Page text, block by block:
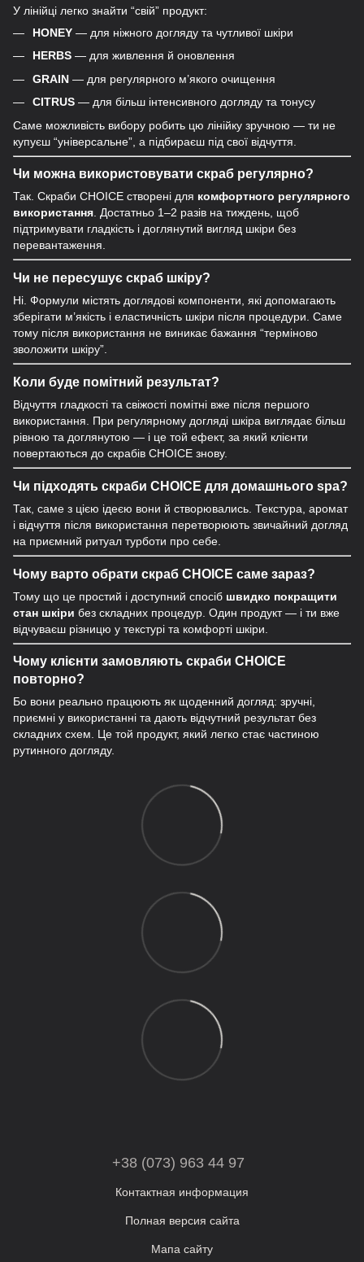
У лінійці легко знайти “свій” продукт:
HONEY — для ніжного догляду та чутливої шкіри
HERBS — для живлення й оновлення
GRAIN — для регулярного м’якого очищення
CITRUS — для більш інтенсивного догляду та тонусу
Саме можливість вибору робить цю лінійку зручною — ти не
купуєш “універсальне”, а підбираєш під свої відчуття.
Чи можна використовувати скраб регулярно?
Так. Скраби CHOICE створені для комфортного регулярного
використання. Достатньо 1–2 разів на тиждень, щоб
підтримувати гладкість і доглянутий вигляд шкіри без
перевантаження.
Чи не пересушує скраб шкіру?
Ні. Формули містять доглядові компоненти, які допомагають
зберігати м’якість і еластичність шкіри після процедури. Саме
тому після використання не виникає бажання “терміново
зволожити шкіру”.
Коли буде помітний результат?
Відчуття гладкості та свіжості помітні вже після першого
використання. При регулярному догляді шкіра виглядає більш
рівною та доглянутою — і це той ефект, за який клієнти
повертаються до скрабів CHOICE знову.
Чи підходять скраби CHOICE для домашнього spa?
Так, саме з цією ідеєю вони й створювались. Текстура, аромат
і відчуття після використання перетворюють звичайний догляд
на приємний ритуал турботи про себе.
Чому варто обрати скраб CHOICE саме зараз?
Тому що це простий і доступний спосіб швидко покращити
стан шкіри без складних процедур. Один продукт — і ти вже
відчуваєш різницю у текстурі та комфорті шкіри.
Чому клієнти замовляють скраби CHOICE
повторно?
Бо вони реально працюють як щоденний догляд: зручні,
приємні у використанні та дають відчутний результат без
складних схем. Це той продукт, який легко стає частиною
рутинного догляду.
+38 (073) 963 44 97
Контактная информация
Полная версия сайта
Мапа сайту